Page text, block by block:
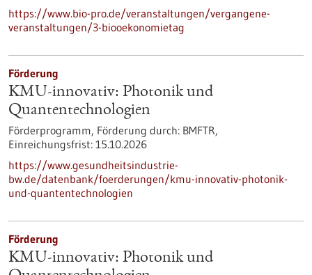
https://www.bio-pro.de/veranstaltungen/vergangene-
veranstaltungen/3-biooekonomietag
Förderung
KMU-innovativ: Photonik und
Quantentechnologien
Förderprogramm, Förderung durch: BMFTR,
Einreichungsfrist: 15.10.2026
https://www.gesundheitsindustrie-
bw.de/datenbank/foerderungen/kmu-innovativ-photonik-
und-quantentechnologien
Förderung
KMU-innovativ: Photonik und